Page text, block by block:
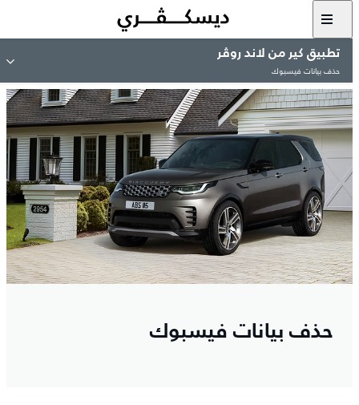
تطبيق كير من لاند روڤر
حذف بيانات فيسبوك
حذف بيانات فيسبوك